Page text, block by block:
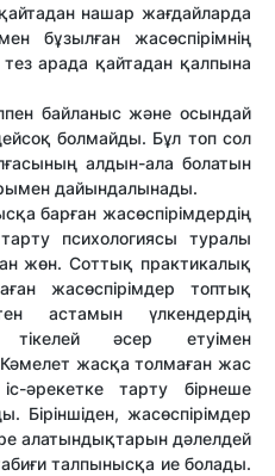
нашар жағдайларда
бұзылған жасөспірімнің
арада қайтадан қалпына
байланыс және осындай
болмайды. Бұл топ сол
алдын-ала болатын
дайындалынады.
барған жасөспірімдердің
психологиясы туралы
жөн. Соттық практикалық
жасөспірімдер топтық
астамын үлкендердің
әсер етуімен
жасқа толмаған жас
әрекетке тарту бірнеше
Біріншіден, жасөспірімдер
алатындықтарын дәлелдей
талпынысқа ие болады.